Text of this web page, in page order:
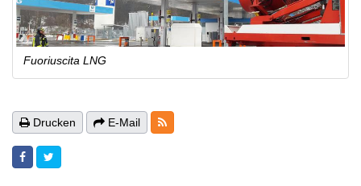
Fuoriuscita LNG
Drucken E-Mail RSS-Feeds